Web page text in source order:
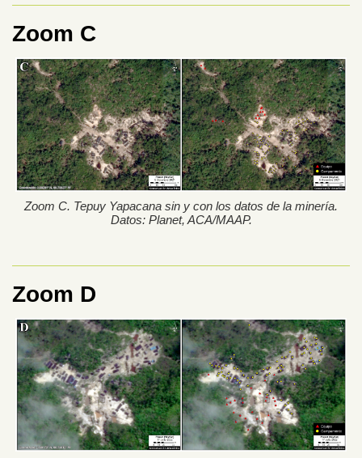
Zoom C
Zoom C. Tepuy Yapacana sin y con los datos de la minería.
Datos: Planet, ACA/MAAP.
Zoom D